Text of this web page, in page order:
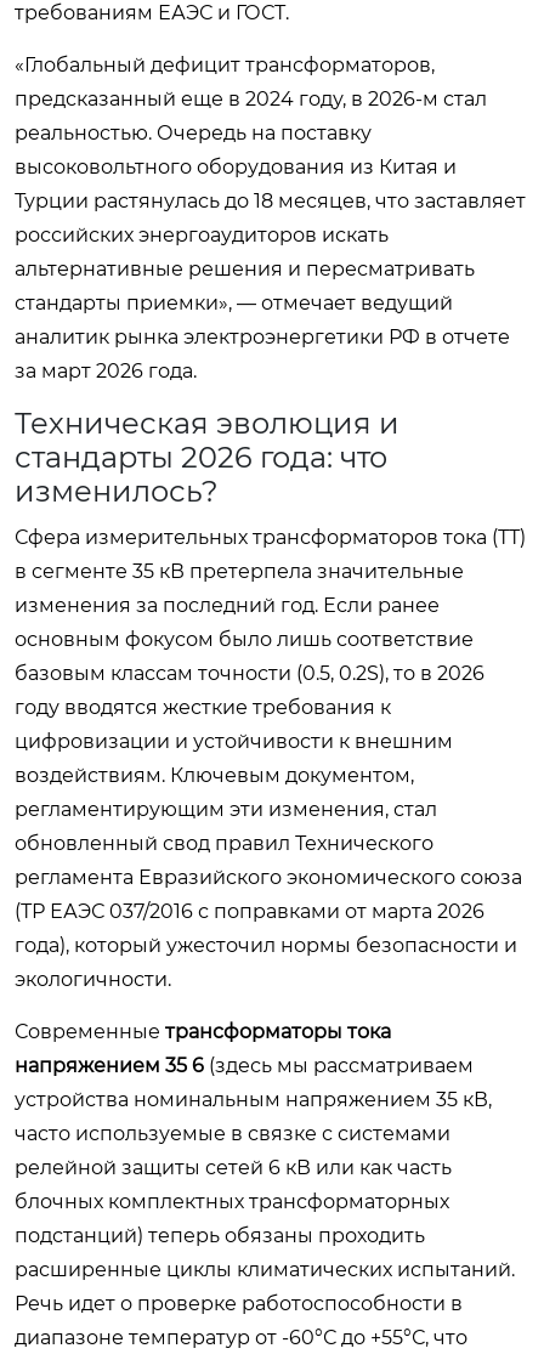
требованиям ЕАЭС и ГОСТ.
«Глобальный дефицит трансформаторов,
предсказанный еще в 2024 году, в 2026-м стал
реальностью. Очередь на поставку
высоковольтного оборудования из Китая и
Турции растянулась до 18 месяцев, что заставляет
российских энергоаудиторов искать
альтернативные решения и пересматривать
стандарты приемки», — отмечает ведущий
аналитик рынка электроэнергетики РФ в отчете
за март 2026 года.
Техническая эволюция и
стандарты 2026 года: что
изменилось?
Сфера измерительных трансформаторов тока (ТТ)
в сегменте 35 кВ претерпела значительные
изменения за последний год. Если ранее
основным фокусом было лишь соответствие
базовым классам точности (0.5, 0.2S), то в 2026
году вводятся жесткие требования к
цифровизации и устойчивости к внешним
воздействиям. Ключевым документом,
регламентирующим эти изменения, стал
обновленный свод правил Технического
регламента Евразийского экономического союза
(ТР ЕАЭС 037/2016 с поправками от марта 2026
года), который ужесточил нормы безопасности и
экологичности.
Современные трансформаторы тока
напряжением 35 6 (здесь мы рассматриваем
устройства номинальным напряжением 35 кВ,
часто используемые в связке с системами
релейной защиты сетей 6 кВ или как часть
блочных комплектных трансформаторных
подстанций) теперь обязаны проходить
расширенные циклы климатических испытаний.
Речь идет о проверке работоспособности в
диапазоне температур от -60°С до +55°С, что